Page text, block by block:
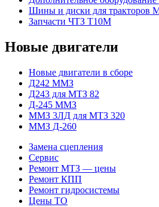
Шины и диски для тракторов
Запчасти ЧТЗ Т10М
Новые двигатели
Новые двигатели в сборе
Д242 ММЗ
Д243 для МТЗ 82
Д-245 ММЗ
ММЗ 3ЛД для МТЗ 320
ММЗ Д-260
Замена сцепления
Сервис
Ремонт МТЗ — цены
Ремонт КПП
Ремонт гидросистемы
Цены ТО